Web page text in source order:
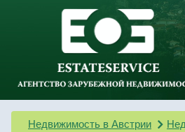
Недвижимость в Австрии